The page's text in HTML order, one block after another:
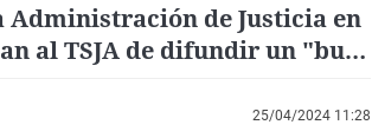
Administración de Justicia en
al TSJA de difundir un "bulo
25/04/2024 11:28